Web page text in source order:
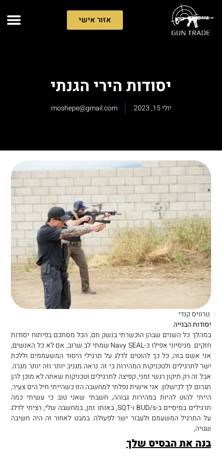
אזור אישי
יסודות הירי הגנתי
יולי 15, 2023 moshepe@gmail.com
טרוויס קנדי
יסודות הבנייה
במהלך כל השנים שבהן הוכשרתי בנשק חם, הכל מסתכם בפיתוח יסודות
חזקים. מניסיוני אפילו כ-Navy SEAL שמתי לב שרוב, אם לא כל האנשים,
אני אשם בזה, כל כך להוטים לדלג על תרגילי היסוד המשעממים וללכת
ישר לתרגילים ולטכניקות המהירות כי זה נראה מגניב יותר וזה יותר מגרה.
אבל זה רק תיקון רגשי זמני, קפיצה לתרגילים וטכניקות שאתה לא מוכן להן
תגרום לך לכישלון. אני אישית נפלתי למחשבה הזו כשהייתי חיל הים צעיר,
הייתי להוט להיות במהירות גבוהה, חשבתי שאני טוב כי עשיתי כמה
תרגילים בסיסיים ב-BUD/s ו-SQT, באותו זמן, במחשבה שלי, רציתי לדלג
על התרגיל המשעמם ולעבור ישר לפעולה. במבט לאחור זה היה חשיבה
שגויה,
בנה את הבסיס שלך